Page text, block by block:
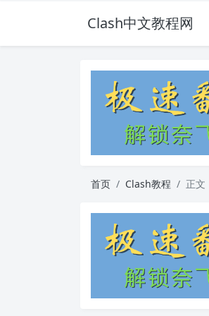
Clash中文教程网
首页 Clash教程 正文